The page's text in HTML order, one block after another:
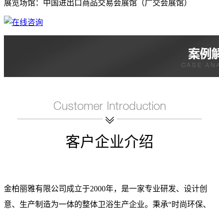
展览场馆：中国进出口商品交易会展馆（广交会展馆）
客户企业介绍
金柏丽雅有限公司成立于2000年，是一家专业研发、设计创
意、生产制造为一体的整体卫浴生产企业。秉承“时尚环保、